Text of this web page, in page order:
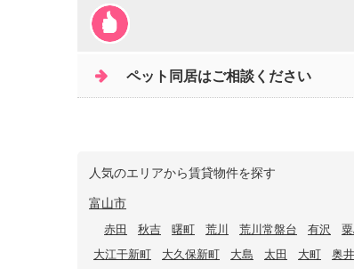
ペット同居はご相談ください
人気のエリアから賃貸物件を探す
富山市
赤田 秋吉 曙町 荒川 荒川常盤台 有沢
大江干新町
大久保新町 大島 太田 大町 奥